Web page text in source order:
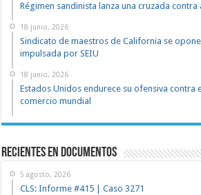
Régimen sandinista lanza una cruzada
18 junio, 2026
Sindicato de maestros de California se opone
impulsada por SEIU
18 junio, 2026
Estados Unidos endurece su ofensiva contra
comercio mundial
recientes en documentos
5 agosto, 2026
CLS: Informe #415 | Caso 3271